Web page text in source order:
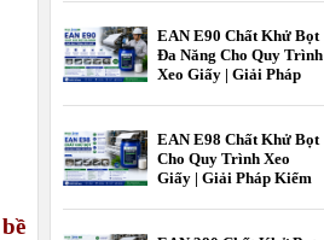
EAN E90 Chất Khử Bọt
Đa Năng Cho Quy Trình
Xeo Giấy | Giải Pháp
EAN E98 Chất Khử Bọt
Cho Quy Trình Xeo
Giấy | Giải Pháp Kiểm
EcooneChem